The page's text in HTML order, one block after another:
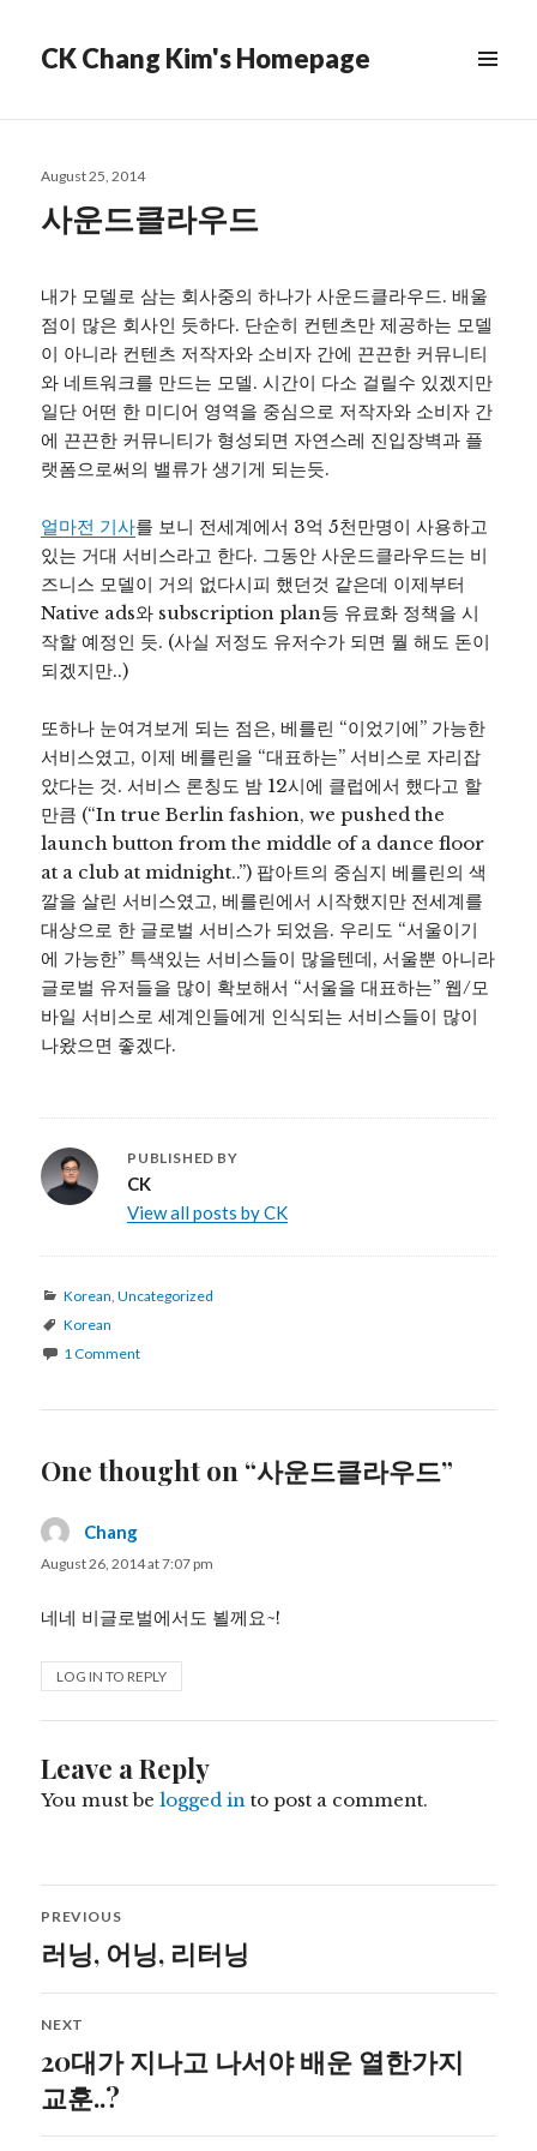
CK Chang Kim's Homepage
Posted
August 25, 2014
사운드클라우드
내가 모델로 삼는 회사중의 하나가 사운드클라우드. 배울
점이 많은 회사인 듯하다. 단순히 컨텐츠만 제공하는 모델
이 아니라 컨텐츠 저작자와 소비자 간에 끈끈한 커뮤니티
와 네트워크를 만드는 모델. 시간이 다소 걸릴수 있겠지만
일단 어떤 한 미디어 영역을 중심으로 저작자와 소비자 간
에 끈끈한 커뮤니티가 형성되면 자연스레 진입장벽과 플
랫폼으로써의 밸류가 생기게 되는듯.
얼마전 기사를 보니 전세계에서 3억 5천만명이 사용하고
있는 거대 서비스라고 한다. 그동안 사운드클라우드는 비
즈니스 모델이 거의 없다시피 했던것 같은데 이제부터
Native ads와 subscription plan등 유료화 정책을 시
작할 예정인 듯. (사실 저정도 유저수가 되면 뭘 해도 돈이
되겠지만..)
또하나 눈여겨보게 되는 점은, 베를린 “이었기에” 가능한
서비스였고, 이제 베를린을 “대표하는” 서비스로 자리잡
았다는 것. 서비스 론칭도 밤 12시에 클럽에서 했다고 할
만큼 (“In true Berlin fashion, we pushed the
launch button from the middle of a dance floor
at a club at midnight..”) 팝아트의 중심지 베를린의 색
깔을 살린 서비스였고, 베를린에서 시작했지만 전세계를
대상으로 한 글로벌 서비스가 되었음. 우리도 “서울이기
에 가능한” 특색있는 서비스들이 많을텐데, 서울뿐 아니라
글로벌 유저들을 많이 확보해서 “서울을 대표하는” 웹/모
바일 서비스로 세계인들에게 인식되는 서비스들이 많이
나왔으면 좋겠다.
PUBLISHED BY
CK
View all posts by CK
Categories
Korean ,Uncategorized
Tags
Korean
1 Comment
One thought on “사운드클라우드”
Chang
August 26, 2014 at 7:07 pm
네네 비글로벌에서도 뵐께요~!
LOG IN TO REPLY
Leave a Reply
You must belogged in to post a comment.
Post
navigation
PREVIOUS
Previous
러닝, 어닝, 리터닝
NEXT
Next
post:
20대가 지나고 나서야 배운 열한가지
교훈..?